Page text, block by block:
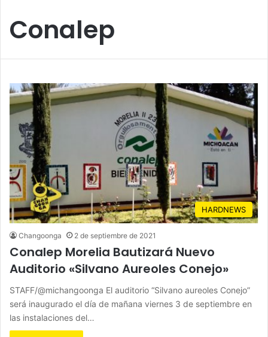
Conalep
HARDNEWS
Changoonga 2 de septiembre de 2021
Conalep Morelia Bautizará Nuevo
Auditorio «Silvano Aureoles Conejo»
STAFF/@michangoonga El auditorio “Silvano aureoles Conejo”
será inaugurado el día de mañana viernes 3 de septiembre en
las instalaciones del…